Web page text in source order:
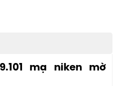
mạ niken mờ